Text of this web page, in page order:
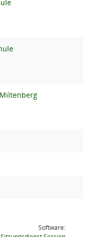
Software: